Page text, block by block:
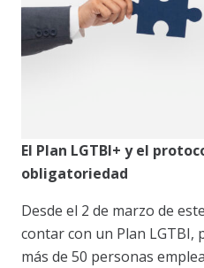
El Plan LGTBI+ y el
obligatoriedad
Desde el 2 de marzo de
contar con un Plan LGTBI,
más de 50 personas